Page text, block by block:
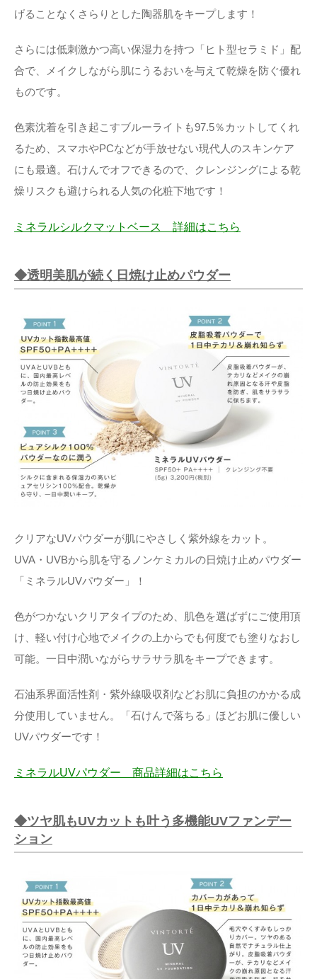
げることなくさらりとした陶器肌をキープします！
さらには低刺激かつ高い保湿力を持つ「ヒト型セラミド」配
合で、メイクしながら肌にうるおいを与えて乾燥を防ぐ優れ
ものです。
色素沈着を引き起こすブルーライトも97.5％カットしてくれ
るため、スマホやPCなどが手放せない現代人のスキンケア
にも最適。石けんでオフできるので、クレンジングによる乾
燥リスクも避けられる人気の化粧下地です！
ミネラルシルクマットベース 詳細はこちら
◆透明美肌が続く日焼け止めパウダー
クリアなUVパウダーが肌にやさしく紫外線をカット。
UVA・UVBから肌を守るノンケミカルの日焼け止めパウダー
「ミネラルUVパウダー」！
色がつかないクリアタイプのため、肌色を選ばずにご使用頂
け、軽い付け心地でメイクの上からでも何度でも塗りなおし
可能。一日中潤いながらサラサラ肌をキープできます。
石油系界面活性剤・紫外線吸収剤などお肌に負担のかかる成
分使用していません。「石けんで落ちる」ほどお肌に優しい
UVパウダーです！
ミネラルUVパウダー 商品詳細はこちら
◆ツヤ肌もUVカットも叶う多機能UVファンデー
ション